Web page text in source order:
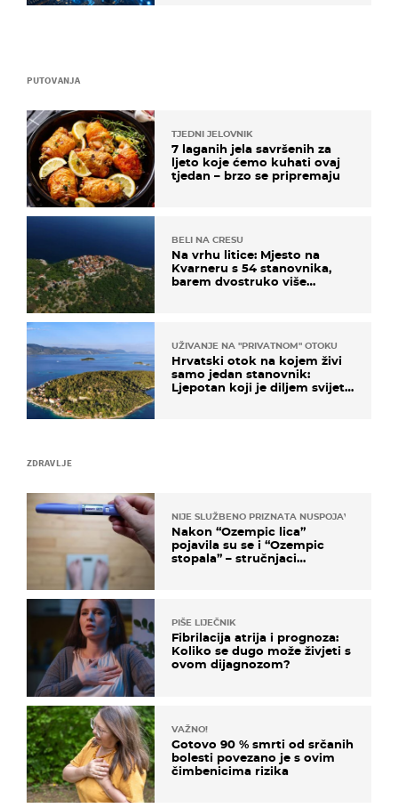
ZDRAVLJE
NIJE SLUŽBENO PRIZNATA NUSPOJAVA, ALI ...
Nakon “Ozempic lica”
pojavila su se i “Ozempic
stopala” – stručnjaci
PIŠE LIJEČNIK
Fibrilacija atrija i prognoza:
Koliko se dugo može živjeti s
ovom dijagnozom?
VAŽNO!
Gotovo 90 % smrti od srčanih
bolesti povezano je s ovim
čimbenicima rizika
PUTOVANJA
TJEDNI JELOVNIK
7 laganih jela savršenih za
ljeto koje ćemo kuhati ovaj
tjedan – brzo se pripremaju
BELI NA CRESU
Na vrhu litice: Mjesto na
Kvarneru s 54 stanovnika,
barem dvostruko više
UŽIVANJE NA "PRIVATNOM" OTOKU
Hrvatski otok na kojem živi
samo jedan stanovnik:
Ljepotan koji je diljem svijeta